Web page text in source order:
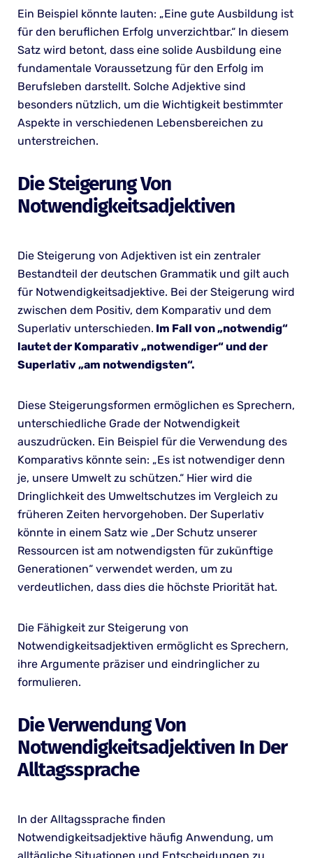
Ein Beispiel könnte lauten: „Eine gute Ausbildung ist
für den beruflichen Erfolg unverzichtbar.“ In diesem
Satz wird betont, dass eine solide Ausbildung eine
fundamentale Voraussetzung für den Erfolg im
Berufsleben darstellt. Solche Adjektive sind
besonders nützlich, um die Wichtigkeit bestimmter
Aspekte in verschiedenen Lebensbereichen zu
unterstreichen.
Die Steigerung Von
Notwendigkeitsadjektiven
Die Steigerung von Adjektiven ist ein zentraler
Bestandteil der deutschen Grammatik und gilt auch
für Notwendigkeitsadjektive. Bei der Steigerung wird
zwischen dem Positiv, dem Komparativ und dem
Superlativ unterschieden. Im Fall von „notwendig“
lautet der Komparativ „notwendiger“ und der
Superlativ „am notwendigsten“.
Diese Steigerungsformen ermöglichen es Sprechern,
unterschiedliche Grade der Notwendigkeit
auszudrücken. Ein Beispiel für die Verwendung des
Komparativs könnte sein: „Es ist notwendiger denn
je, unsere Umwelt zu schützen.“ Hier wird die
Dringlichkeit des Umweltschutzes im Vergleich zu
früheren Zeiten hervorgehoben. Der Superlativ
könnte in einem Satz wie „Der Schutz unserer
Ressourcen ist am notwendigsten für zukünftige
Generationen“ verwendet werden, um zu
verdeutlichen, dass dies die höchste Priorität hat.
Die Fähigkeit zur Steigerung von
Notwendigkeitsadjektiven ermöglicht es Sprechern,
ihre Argumente präziser und eindringlicher zu
formulieren.
Die Verwendung Von
Notwendigkeitsadjektiven In Der
Alltagssprache
In der Alltagssprache finden
Notwendigkeitsadjektive häufig Anwendung, um